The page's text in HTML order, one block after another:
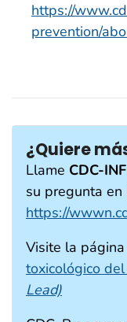
https://
prevention/
¿Quiere
Llame CDC-
su pregunta en
https://
Visite la
toxicológico
Lead)